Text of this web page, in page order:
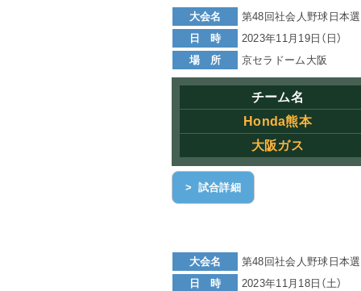
大会名
第48回社会人野球日本
日 時
2023年11月19日（日）
場 所
京セラドーム大阪
チーム名
Honda熊本
大阪ガス
> 試合詳細
大会名
第48回社会人野球日本
日 時
2023年11月18日（土）